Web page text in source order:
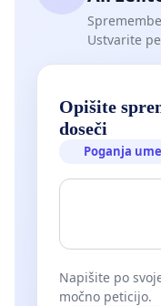
Ustvarite
Opišite
doseči
Poganja
Napišite po
močno peticijo.